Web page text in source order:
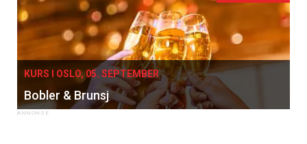
KURS I OSLO, 05. SEPTEMBER
Bobler & Brunsj